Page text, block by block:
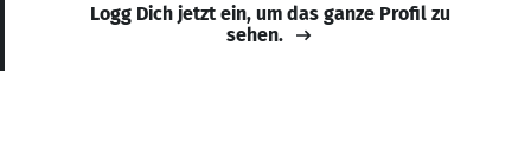
Logg Dich jetzt ein, um das ganze Profil zu
sehen.